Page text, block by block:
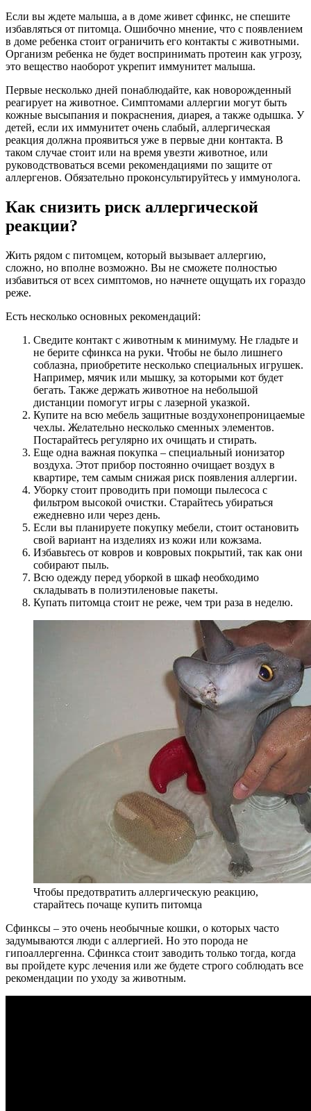
Если вы ждете малыша, а в доме живет сфинкс, не спешите
избавляться от питомца. Ошибочно мнение, что с появлением
в доме ребенка стоит ограничить его контакты с животными.
Организм ребенка не будет воспринимать протеин как угрозу,
это вещество наоборот укрепит иммунитет малыша.
Первые несколько дней понаблюдайте, как новорожденный
реагирует на животное. Симптомами аллергии могут быть
кожные высыпания и покраснения, диарея, а также одышка. У
детей, если их иммунитет очень слабый, аллергическая
реакция должна проявиться уже в первые дни контакта. В
таком случае стоит или на время увезти животное, или
руководствоваться всеми рекомендациями по защите от
аллергенов. Обязательно проконсультируйтесь у иммунолога.
Как снизить риск аллергической
реакции?
Жить рядом с питомцем, который вызывает аллергию,
сложно, но вполне возможно. Вы не сможете полностью
избавиться от всех симптомов, но начнете ощущать их гораздо
реже.
Есть несколько основных рекомендаций:
Сведите контакт с животным к минимуму. Не гладьте и
не берите сфинкса на руки. Чтобы не было лишнего
соблазна, приобретите несколько специальных игрушек.
Например, мячик или мышку, за которыми кот будет
бегать. Также держать животное на небольшой
дистанции помогут игры с лазерной указкой.
Купите на всю мебель защитные воздухонепроницаемые
чехлы. Желательно несколько сменных элементов.
Постарайтесь регулярно их очищать и стирать.
Еще одна важная покупка – специальный ионизатор
воздуха. Этот прибор постоянно очищает воздух в
квартире, тем самым снижая риск появления аллергии.
Уборку стоит проводить при помощи пылесоса с
фильтром высокой очистки. Старайтесь убираться
ежедневно или через день.
Если вы планируете покупку мебели, стоит остановить
свой вариант на изделиях из кожи или кожзама.
Избавьтесь от ковров и ковровых покрытий, так как они
собирают пыль.
Всю одежду перед уборкой в шкаф необходимо
складывать в полиэтиленовые пакеты.
Купать питомца стоит не реже, чем три раза в неделю.
Чтобы предотвратить аллергическую реакцию,
старайтесь почаще купить питомца
Сфинксы – это очень необычные кошки, о которых часто
задумываются люди с аллергией. Но это порода не
гипоаллергенна. Сфинкса стоит заводить только тогда, когда
вы пройдете курс лечения или же будете строго соблюдать все
рекомендации по уходу за животным.